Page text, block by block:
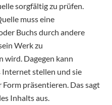
sorgfältig zu prüfen.
muss eine
Buchs durch andere
Werk zu
wird. Dagegen kann
stellen und sie
präsentieren. Das sagt
Inhalts aus.